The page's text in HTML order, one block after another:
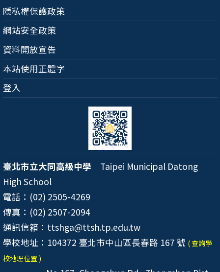
隱私權保護政策
網站安全政策
資料開放宣告
本站使用正體字
登入
臺北市立大同高級中學 Taipei Municipal Datong
High School
電話：(02) 2505-4269
傳真：(02) 2507-2094
通訊信箱：ttshga@ttsh.tp.edu.tw
學校地址：104372 臺北市中山區長春路 167 號 ( 查詢學
校地理位置 )